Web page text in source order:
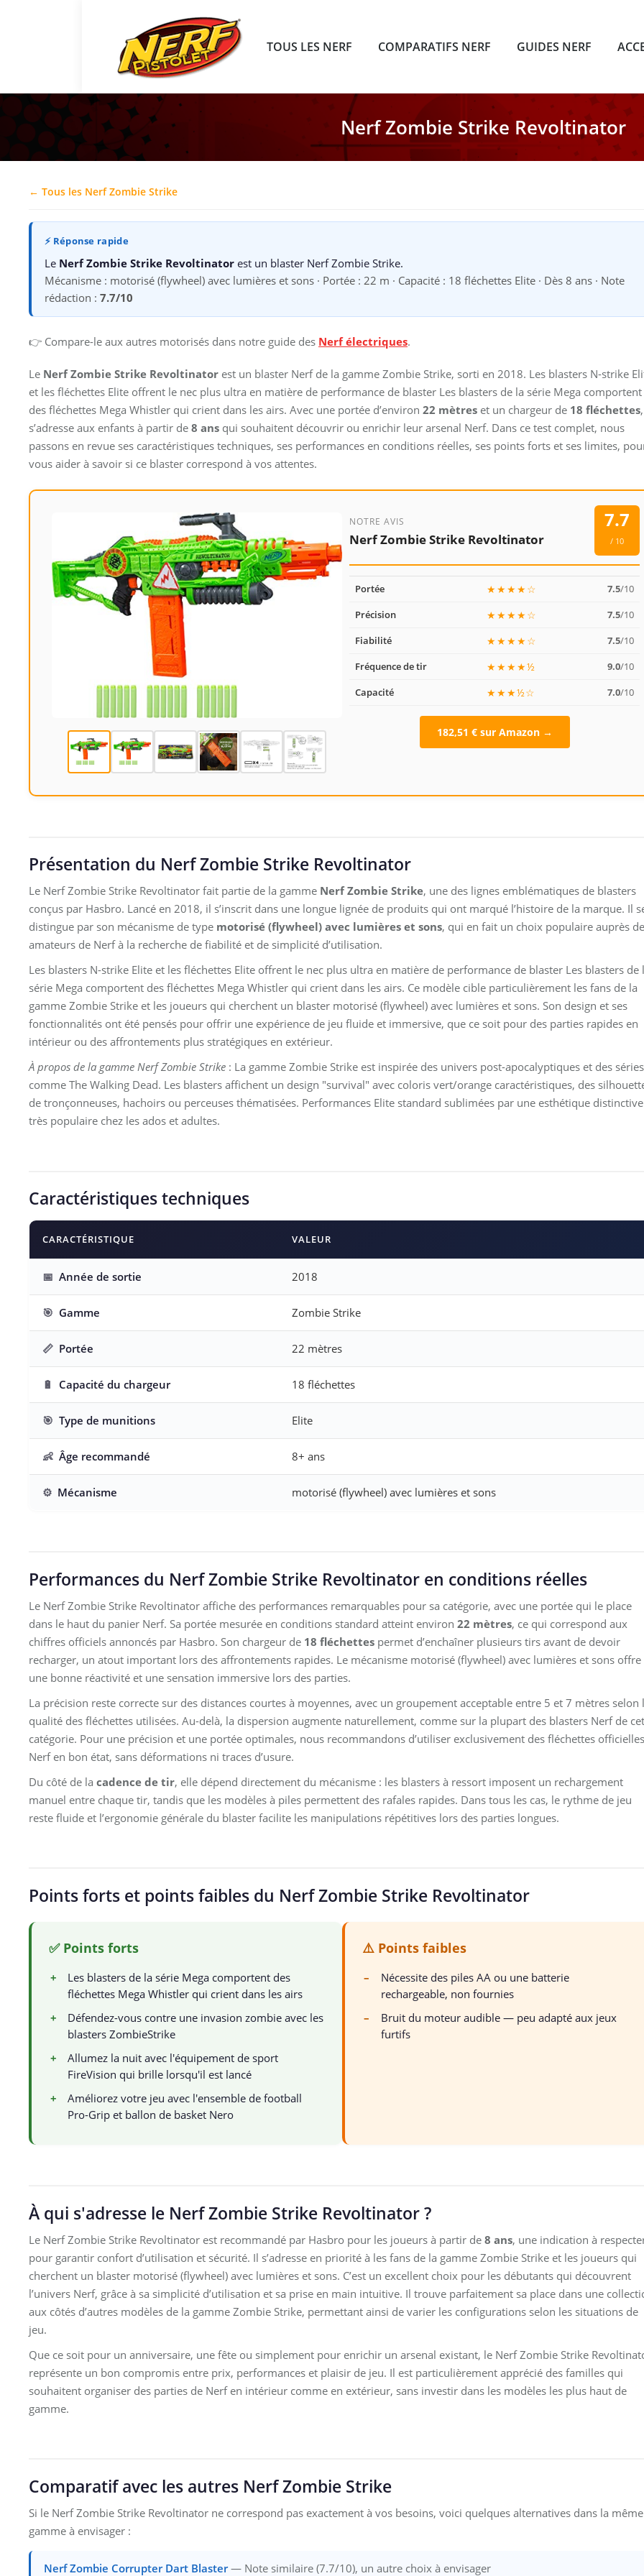
TOUS LES NERF COMPARATIFS NERF GUIDES NERF
Nerf Zombie Strike Revoltinator
← Tous les Nerf Zombie Strike
⚡ Réponse rapide
Le Nerf Zombie Strike Revoltinator est un blaster Nerf Zombie Strike.
Mécanisme : motorisé (flywheel) avec lumières et sons · Portée : 22 m · Capacité : 18 fléchettes Elite · Dès 8 ans · Note
rédaction : 7.7/10
👉 Compare-le aux autres motorisés dans notre guide des Nerf électriques.
Le Nerf Zombie Strike Revoltinator est un blaster Nerf de la gamme Zombie Strike, sorti en 2018. Les blasters N-strike
et les fléchettes Elite offrent le nec plus ultra en matière de performance de blaster Les blasters de la série Mega comportent
des fléchettes Mega Whistler qui crient dans les airs. Avec une portée d’environ 22 mètres et un chargeur de 18 fléchettes
s’adresse aux enfants à partir de 8 ans qui souhaitent découvrir ou enrichir leur arsenal Nerf. Dans ce test complet, nous
passons en revue ses caractéristiques techniques, ses performances en conditions réelles, ses points forts et ses limites,
vous aider à savoir si ce blaster correspond à vos attentes.
NOTRE AVIS
Nerf Zombie Strike Revoltinator
7.7
/ 10
Portée ★★★★☆ 7.5/10
Précision
★★★★☆ 7.5/10
Fiabilité
★★★★☆ 7.5/10
Fréquence de tir
★★★★½ 9.0/10
Capacité
★★★½☆ 7.0/10
182,51 € sur Amazon →
Présentation du Nerf Zombie Strike Revoltinator
Le Nerf Zombie Strike Revoltinator fait partie de la gamme Nerf Zombie Strike, une des lignes emblématiques de blasters
conçus par Hasbro. Lancé en 2018, il s’inscrit dans une longue lignée de produits qui ont marqué l’histoire de la marque. Il
distingue par son mécanisme de type motorisé (flywheel) avec lumières et sons, qui en fait un choix populaire auprès
amateurs de Nerf à la recherche de fiabilité et de simplicité d’utilisation.
Les blasters N-strike Elite et les fléchettes Elite offrent le nec plus ultra en matière de performance de blaster Les blasters de
série Mega comportent des fléchettes Mega Whistler qui crient dans les airs. Ce modèle cible particulièrement les fans de la
gamme Zombie Strike et les joueurs qui cherchent un blaster motorisé (flywheel) avec lumières et sons. Son design et ses
fonctionnalités ont été pensés pour offrir une expérience de jeu fluide et immersive, que ce soit pour des parties rapides en
intérieur ou des affrontements plus stratégiques en extérieur.
À propos de la gamme Nerf Zombie Strike : La gamme Zombie Strike est inspirée des univers post-apocalyptiques et des séries
comme The Walking Dead. Les blasters affichent un design "survival" avec coloris vert/orange caractéristiques, des
de tronçonneuses, hachoirs ou perceuses thématisées. Performances Elite standard sublimées par une esthétique distinctive
très populaire chez les ados et adultes.
Caractéristiques techniques
CARACTÉRISTIQUE VALEUR
📅 Année de sortie 2018
🎯 Gamme Zombie Strike
📏 Portée 22 mètres
🔋 Capacité du chargeur 18 fléchettes
🎯 Type de munitions Elite
👶 Âge recommandé 8+ ans
⚙️ Mécanisme motorisé (flywheel) avec lumières et sons
Performances du Nerf Zombie Strike Revoltinator en conditions réelles
Le Nerf Zombie Strike Revoltinator affiche des performances remarquables pour sa catégorie, avec une portée qui le place
dans le haut du panier Nerf. Sa portée mesurée en conditions standard atteint environ 22 mètres, ce qui correspond aux
chiffres officiels annoncés par Hasbro. Son chargeur de 18 fléchettes permet d’enchaîner plusieurs tirs avant de devoir
recharger, un atout important lors des affrontements rapides. Le mécanisme motorisé (flywheel) avec lumières et sons offre
une bonne réactivité et une sensation immersive lors des parties.
La précision reste correcte sur des distances courtes à moyennes, avec un groupement acceptable entre 5 et 7 mètres selon
qualité des fléchettes utilisées. Au-delà, la dispersion augmente naturellement, comme sur la plupart des blasters Nerf de
catégorie. Pour une précision et une portée optimales, nous recommandons d’utiliser exclusivement des fléchettes officielles
Nerf en bon état, sans déformations ni traces d’usure.
Du côté de la cadence de tir, elle dépend directement du mécanisme : les blasters à ressort imposent un rechargement
manuel entre chaque tir, tandis que les modèles à piles permettent des rafales rapides. Dans tous les cas, le rythme de jeu
reste fluide et l’ergonomie générale du blaster facilite les manipulations répétitives lors des parties longues.
Points forts et points faibles du Nerf Zombie Strike Revoltinator
✅ Points forts
+
Les blasters de la série Mega comportent des
fléchettes Mega Whistler qui crient dans les airs
+
Défendez-vous contre une invasion zombie avec les
blasters ZombieStrike
+
Allumez la nuit avec l'équipement de sport
FireVision qui brille lorsqu'il est lancé
+
Améliorez votre jeu avec l'ensemble de football
Pro-Grip et ballon de basket Nero
⚠️ Points faibles
–
Nécessite des piles AA ou une batterie
rechargeable, non fournies
–
Bruit du moteur audible — peu adapté aux jeux
furtifs
À qui s'adresse le Nerf Zombie Strike Revoltinator ?
Le Nerf Zombie Strike Revoltinator est recommandé par Hasbro pour les joueurs à partir de 8 ans, une indication à
pour garantir confort d’utilisation et sécurité. Il s’adresse en priorité à les fans de la gamme Zombie Strike et les joueurs qui
cherchent un blaster motorisé (flywheel) avec lumières et sons. C’est un excellent choix pour les débutants qui découvrent
l’univers Nerf, grâce à sa simplicité d’utilisation et sa prise en main intuitive. Il trouve parfaitement sa place dans une
aux côtés d’autres modèles de la gamme Zombie Strike, permettant ainsi de varier les configurations selon les situations de
jeu.
Que ce soit pour un anniversaire, une fête ou simplement pour enrichir un arsenal existant, le Nerf Zombie Strike
représente un bon compromis entre prix, performances et plaisir de jeu. Il est particulièrement apprécié des familles qui
souhaitent organiser des parties de Nerf en intérieur comme en extérieur, sans investir dans les modèles les plus haut de
gamme.
Comparatif avec les autres Nerf Zombie Strike
Si le Nerf Zombie Strike Revoltinator ne correspond pas exactement à vos besoins, voici quelques alternatives dans la même
gamme à envisager :
Nerf Zombie Corrupter Dart Blaster— Note similaire (7.7/10), un autre choix à envisager